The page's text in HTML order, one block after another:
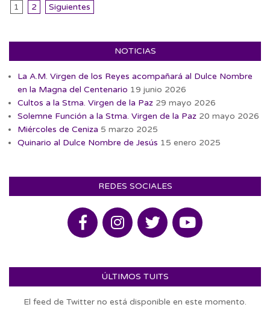
Paginación
1 2 Siguientes
NOTICIAS
La A.M. Virgen de los Reyes acompañará al Dulce Nombre
en la Magna del Centenario 19 junio 2026
Cultos a la Stma. Virgen de la Paz 29 mayo 2026
Solemne Función a la Stma. Virgen de la Paz 20 mayo 2026
Miércoles de Ceniza 5 marzo 2025
Quinario al Dulce Nombre de Jesús 15 enero 2025
REDES SOCIALES
ÚLTIMOS TUITS
El feed de Twitter no está disponible en este momento.